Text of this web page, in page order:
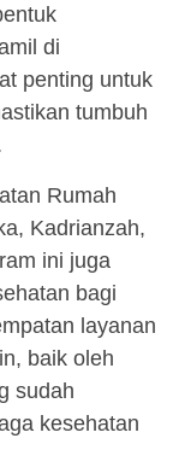
di
penting untuk
tumbuh
Rumah
Kadrianzah,
ini juga
bagi
layanan
baik oleh
sudah
kesehatan